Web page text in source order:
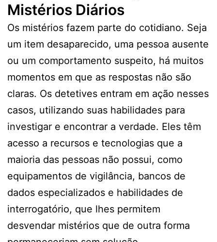
Mistérios Diários
Os mistérios fazem parte do cotidiano. Seja
um item desaparecido, uma pessoa ausente
ou um comportamento suspeito, há muitos
momentos em que as respostas não são
claras. Os detetives entram em ação nesses
casos, utilizando suas habilidades para
investigar e encontrar a verdade. Eles têm
acesso a recursos e tecnologias que a
maioria das pessoas não possui, como
equipamentos de vigilância, bancos de
dados especializados e habilidades de
interrogatório, que lhes permitem
desvendar mistérios que de outra forma